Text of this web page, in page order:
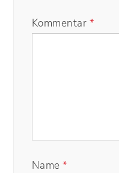
Kommentar *
Name*